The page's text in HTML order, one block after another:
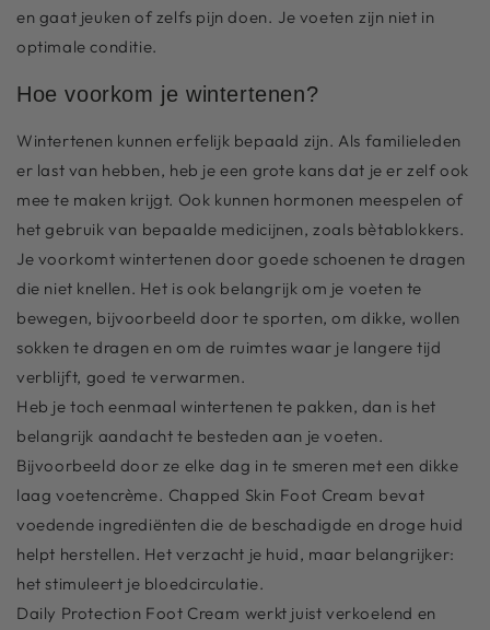
en gaat jeuken of zelfs pijn doen. Je voeten zijn niet in
optimale conditie.
Hoe voorkom je wintertenen?
Wintertenen kunnen erfelijk bepaald zijn. Als familieleden
er last van hebben, heb je een grote kans dat je er zelf ook
mee te maken krijgt. Ook kunnen hormonen meespelen of
het gebruik van bepaalde medicijnen, zoals bètablokkers.
Je voorkomt wintertenen door goede schoenen te dragen
die niet knellen. Het is ook belangrijk om je voeten te
bewegen, bijvoorbeeld door te sporten, om dikke, wollen
sokken te dragen en om de ruimtes waar je langere tijd
verblijft, goed te verwarmen.
Heb je toch eenmaal wintertenen te pakken, dan is het
belangrijk aandacht te besteden aan je voeten.
Bijvoorbeeld door ze elke dag in te smeren met een dikke
laag voetencrème. Chapped Skin Foot Cream bevat
voedende ingrediënten die de beschadigde en droge huid
helpt herstellen. Het verzacht je huid, maar belangrijker:
het stimuleert je bloedcirculatie.
Daily Protection Foot Cream werkt juist verkoelend en